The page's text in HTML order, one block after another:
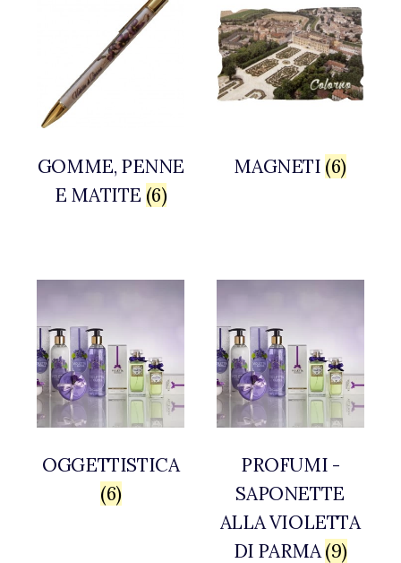
GOMME, PENNE
E MATITE (6)
MAGNETI (6)
OGGETTISTICA
(6)
PROFUMI -
SAPONETTE
ALLA VIOLETTA
DI PARMA(9)